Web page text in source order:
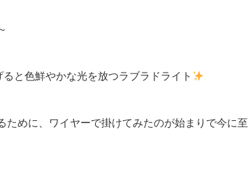
と色鮮やかな光を放つラブラドライト
めに、ワイヤーで掛けてみたのが始まりで今に至